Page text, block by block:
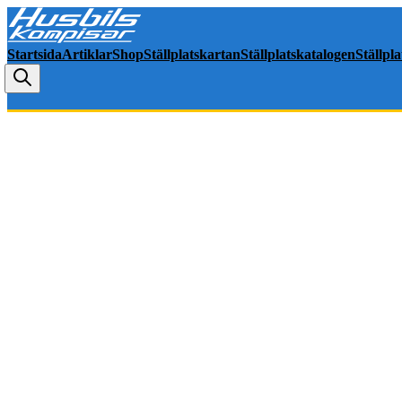
StartsidaArtiklarShopStällplatskartanStällplatskatalogen